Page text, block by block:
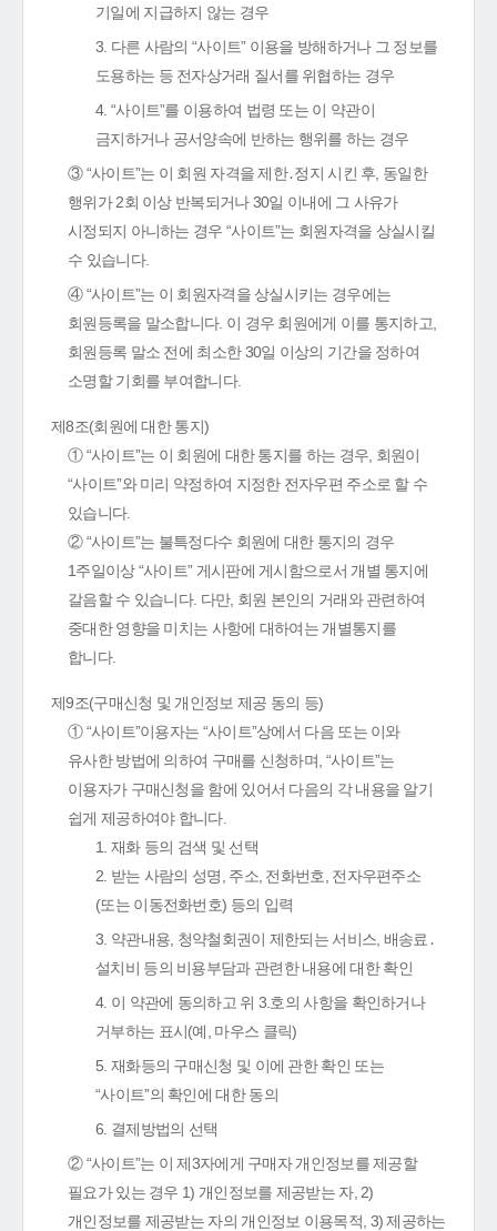
기일에 지급하지 않는 경우
3. 다른 사람의 “사이트” 이용을 방해하거나 그 정보를
도용하는 등 전자상거래 질서를 위협하는 경우
4. “사이트”를 이용하여 법령 또는 이 약관이
금지하거나 공서양속에 반하는 행위를 하는 경우
③ “사이트”는 이 회원 자격을 제한․정지 시킨 후, 동일한
행위가 2회 이상 반복되거나 30일 이내에 그 사유가
시정되지 아니하는 경우 “사이트”는 회원자격을 상실시킬
수 있습니다.
④ “사이트”는 이 회원자격을 상실시키는 경우에는
회원등록을 말소합니다. 이 경우 회원에게 이를 통지하고,
회원등록 말소 전에 최소한 30일 이상의 기간을 정하여
소명할 기회를 부여합니다.
제8조(회원에 대한 통지)
① “사이트”는 이 회원에 대한 통지를 하는 경우, 회원이
“사이트”와 미리 약정하여 지정한 전자우편 주소로 할 수
있습니다.
② “사이트”는 불특정다수 회원에 대한 통지의 경우
1주일이상 “사이트” 게시판에 게시함으로서 개별 통지에
갈음할 수 있습니다. 다만, 회원 본인의 거래와 관련하여
중대한 영향을 미치는 사항에 대하여는 개별통지를
합니다.
제9조(구매신청 및 개인정보 제공 동의 등)
① “사이트”이용자는 “사이트”상에서 다음 또는 이와
유사한 방법에 의하여 구매를 신청하며, “사이트”는
이용자가 구매신청을 함에 있어서 다음의 각 내용을 알기
쉽게 제공하여야 합니다.
1. 재화 등의 검색 및 선택
2. 받는 사람의 성명, 주소, 전화번호, 전자우편주소
(또는 이동전화번호) 등의 입력
3. 약관내용, 청약철회권이 제한되는 서비스, 배송료․
설치비 등의 비용부담과 관련한 내용에 대한 확인
4. 이 약관에 동의하고 위 3.호의 사항을 확인하거나
거부하는 표시(예, 마우스 클릭)
5. 재화등의 구매신청 및 이에 관한 확인 또는
“사이트”의 확인에 대한 동의
6. 결제방법의 선택
② “사이트”는 이 제3자에게 구매자 개인정보를 제공할
필요가 있는 경우 1) 개인정보를 제공받는 자, 2)
개인정보를 제공받는 자의 개인정보 이용목적, 3) 제공하는